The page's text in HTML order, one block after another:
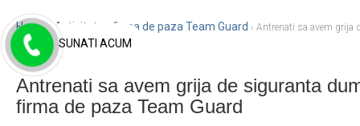
Home › Activitate - firma de paza Team Guard › Antrenati sa avem grija
de paza Team Guard
Antrenati sa avem grija de siguranta
firma de paza Team Guard
SUNATI ACUM